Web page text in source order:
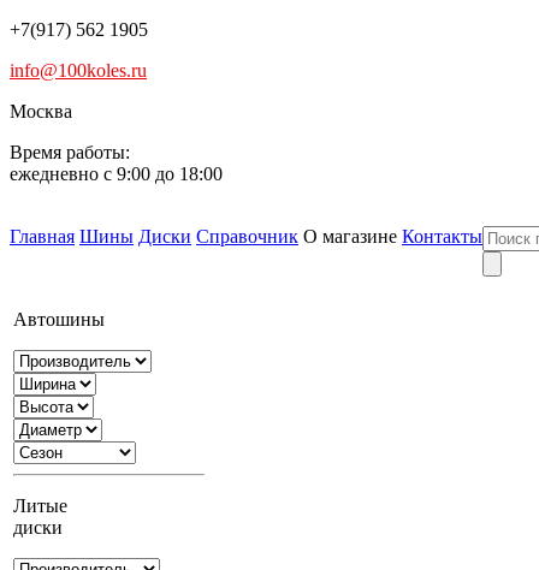
+7(917) 562 1905
info@100koles.ru
Москва
Время работы:
ежедневно с 9:00 до 18:00
Главная Шины Диски Справочник О магазине Контакты
Автошины
Литые
диски